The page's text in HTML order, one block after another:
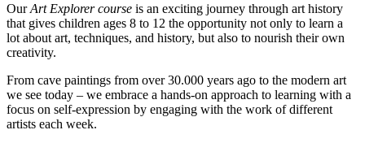
OurArt Explorer course is an exciting journey through art history
that gives children ages 8 to 12 the opportunity not only to learn a
lot about art, techniques, and history, but also to nourish their own
creativity.
From cave paintings from over 30.000 years ago to the modern art
we see today – we embrace a hands-on approach to learning with a
focus on self-expression by engaging with the work of different
artists each week.